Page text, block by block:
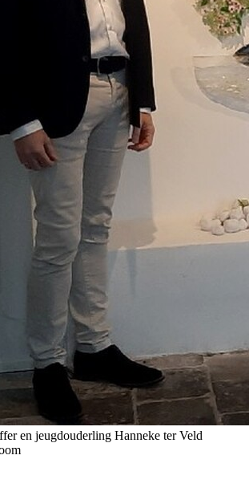
en jeugdouderling Hanneke ter Veld